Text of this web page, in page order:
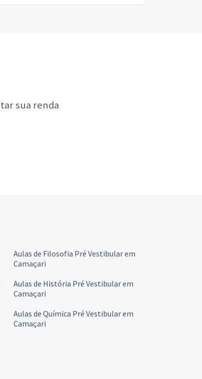
sua renda
Aulas de Filosofia Pré Vestibular em
Camaçari
Aulas de História Pré Vestibular em
Camaçari
Aulas de Química Pré Vestibular em
Camaçari